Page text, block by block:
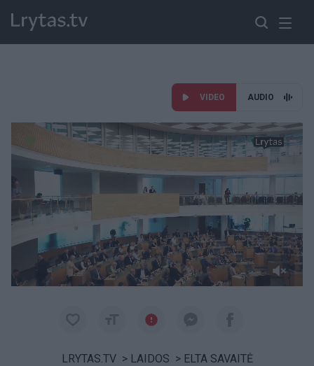
VIDEO AUDIO
Paremkite Ukrainą
LRYTAS.TV > LAIDOS > ELTA SAVAITĖ